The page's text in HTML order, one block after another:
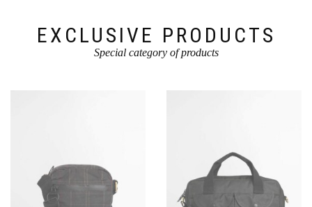
EXCLUSIVE PRODUCTS
Special category of products